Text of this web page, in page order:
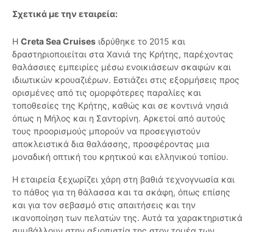
Σχετικά με την εταιρεία:
Η Creta Sea Cruises ιδρύθηκε το 2015 και
δραστηριοποιείται στα Χανιά της Κρήτης, παρέχοντας
θαλάσσιες εμπειρίες μέσω ενοικιάσεων σκαφών και
ιδιωτικών κρουαζιέρων. Εστιάζει στις εξορμήσεις προς
ορισμένες από τις ομορφότερες παραλίες και
τοποθεσίες της Κρήτης, καθώς και σε κοντινά νησιά
όπως η Μήλος και η Σαντορίνη. Αρκετοί από αυτούς
τους προορισμούς μπορούν να προσεγγιστούν
αποκλειστικά δια θαλάσσης, προσφέροντας μια
μοναδική οπτική του κρητικού και ελληνικού τοπίου.
Η εταιρεία ξεχωρίζει χάρη στη βαθιά τεχνογνωσία και
το πάθος για τη θάλασσα και τα σκάφη, όπως επίσης
και για τον σεβασμό στις απαιτήσεις και την
ικανοποίηση των πελατών της. Αυτά τα χαρακτηριστικά